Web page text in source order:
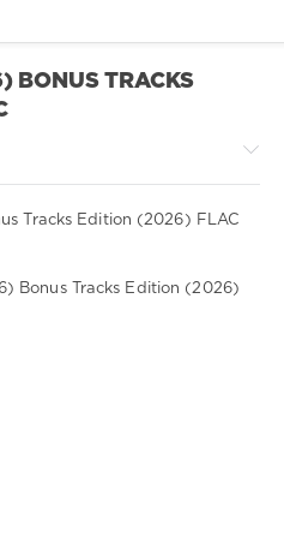
BONUS TRACKS
Bonus Tracks Edition (2026)